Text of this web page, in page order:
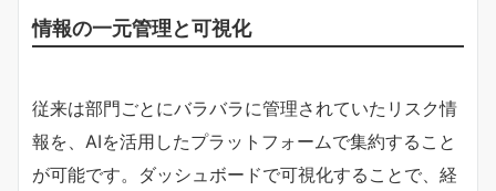
情報の一元管理と可視化
従来は部門ごとにバラバラに管理されていたリスク情
報を、AIを活用したプラットフォームで集約すること
が可能です。ダッシュボードで可視化することで、経